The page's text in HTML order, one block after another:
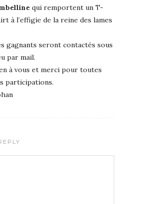
qui remportent un T-
à l’effigie de la reine des lames
gagnants seront contactés sous
par mail.
à vous et merci pour toutes
participations.